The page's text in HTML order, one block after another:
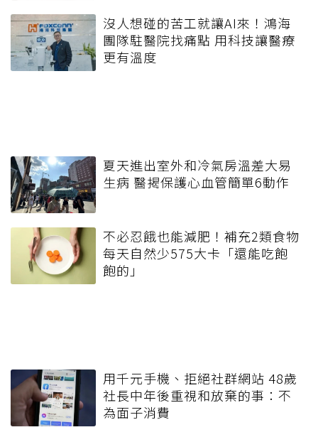
沒人想碰的苦工就讓AI來！鴻海
團隊駐醫院找痛點 用科技讓醫療
更有溫度
夏天進出室外和冷氣房溫差大易
生病 醫揭保護心血管簡單6動作
不必忍餓也能減肥！補充2類食物
每天自然少575大卡「還能吃飽
飽的」
用千元手機、拒絕社群網站 48歲
社長中年後重視和放棄的事：不
為面子消費